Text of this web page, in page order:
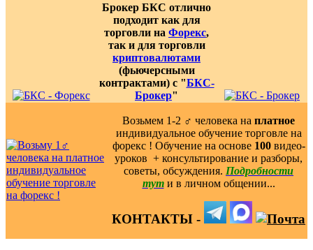
Брокер БКС отлично
подходит как для
торговли на Форекс,
так и для торговли
криптовалютами
(фьючерсными
контрактами) с "БКС-
Брокер"
Возьмем 1-2 ‍♂️ человека на платное
индивидуальное обучение торговле на
форекс ! Обучение на основе 100видео-
уроков ️ + консультирование и разборы,
советы, обсуждения. Подробности
тут и в личном общении...
КОНТАКТЫ -